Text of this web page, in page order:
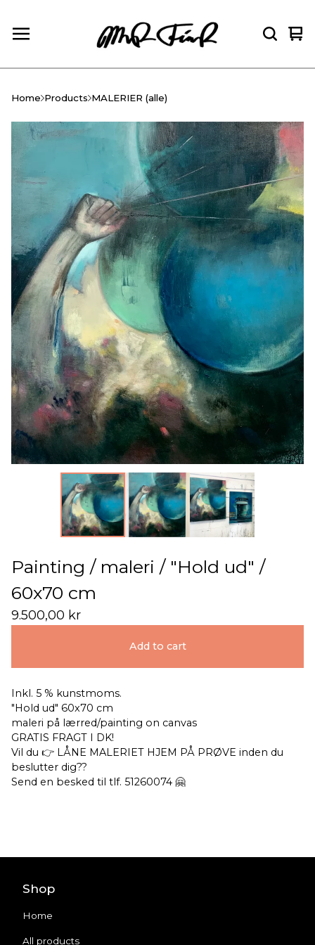
0
Home Products MALERIER (alle)
Painting / maleri / "Hold ud" /
60x70 cm
9.500,00 kr
Add to cart
Inkl. 5 % kunstmoms.
"Hold ud" 60x70 cm
maleri på lærred/painting on canvas
GRATIS FRAGT I DK!
Vil du 👉 LÅNE MALERIET HJEM PÅ PRØVE inden du
beslutter dig??
Send en besked til tlf. 51260074 🤗
Shop
Home
All products